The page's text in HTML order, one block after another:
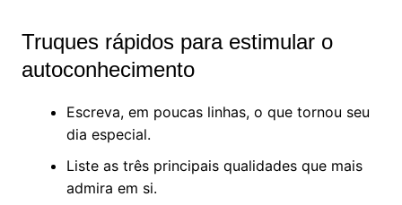
Truques rápidos para estimular o
autoconhecimento
Escreva, em poucas linhas, o que tornou seu
dia especial.
Liste as três principais qualidades que mais
admira em si.